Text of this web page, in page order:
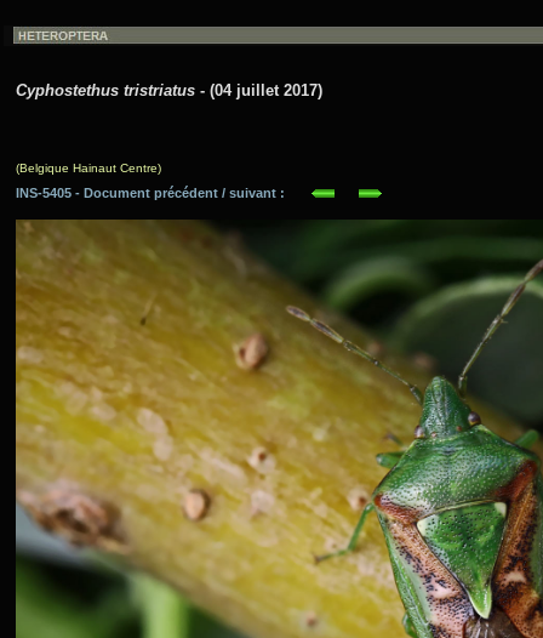
Cyphostethus tristriatus - (04 juillet 2017)
(Belgique Hainaut Centre)
INS-5405 - Document précédent / suivant :